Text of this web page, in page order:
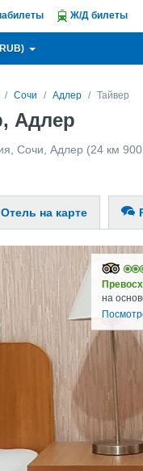
Ж/Д билеты
Сочи Адлер Тайвер
Адлер
Сочи Адлер (24 км
Отель на карте
на